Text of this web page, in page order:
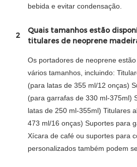
bebida e evitar condensação.
2
Quais tamanhos estão
titulares de neoprene
Os portadores de neoprene
vários tamanhos, incluindo:
(para latas de 355 ml/12 onças)
(para garrafas de 330 ml-375ml)
latas de 250 ml-355ml) Titulares
473 ml/16 onças) Suportes para
Xícara de café ou suportes para
personalizados também podem